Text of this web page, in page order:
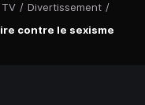
/ Divertissement /
contre le sexisme